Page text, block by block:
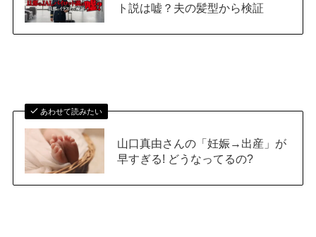
ト説は嘘？夫の髪型から検証
あわせて読みたい
山口真由さんの「妊娠→出産」が
早すぎる! どうなってるの?